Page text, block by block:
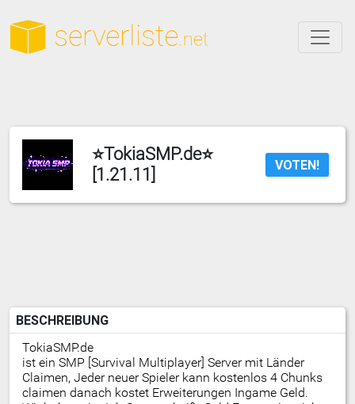
⭐️TokiaSMP.de⭐️
[1.21.11]
VOTEN!
BESCHREIBUNG
TokiaSMP.de
ist ein SMP [Survival Multiplayer] Server mit Länder
Claimen, Jeder neuer Spieler kann kostenlos 4 Chunks
claimen danach kostet Erweiterungen Ingame Geld.